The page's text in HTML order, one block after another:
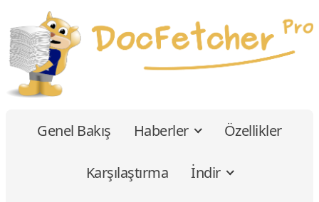
Genel Bakış Haberler Özellikler
Karşılaştırma İndir